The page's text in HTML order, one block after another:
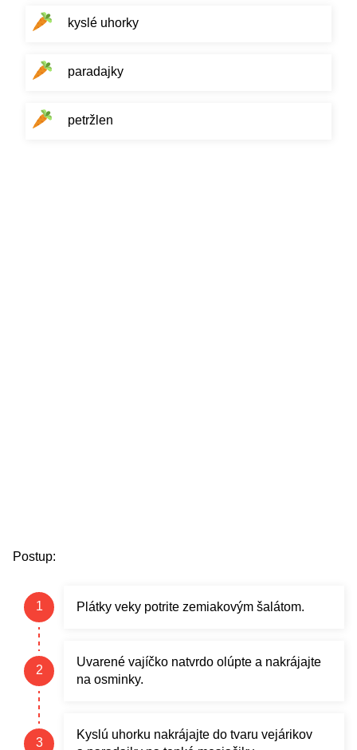
kyslé uhorky
paradajky
petržlen
Postup:
Plátky veky potrite zemiakovým šalátom.
Uvarené vajíčko natvrdo olúpte a nakrájajte
na osminky.
Kyslú uhorku nakrájajte do tvaru vejárikov